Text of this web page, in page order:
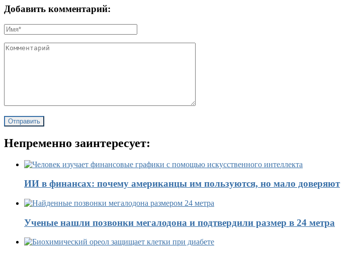
Добавить комментарий:
Непременно заинтересует:
ИИ в финансах: почему американцы им пользуются, но мало доверяют
Ученые нашли позвонки мегалодона и подтвердили размер в 24 метра